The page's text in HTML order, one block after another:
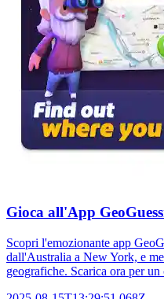
Gioca all'App
Scopri l'emozionante app
dall'Australia a New York, e
geografiche. Scarica ora per